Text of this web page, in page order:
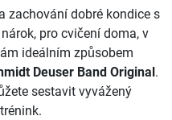
zachování dobré kondice s
pro cvičení doma, v
ideálním způsobem
Deuser Band Original .
sestavit vyvážený